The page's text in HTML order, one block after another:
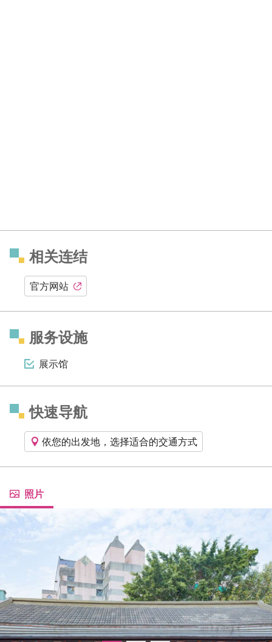
相关连结
官方网站
服务设施
展示馆
快速导航
依您的出发地，选择适合的交通方式
照片